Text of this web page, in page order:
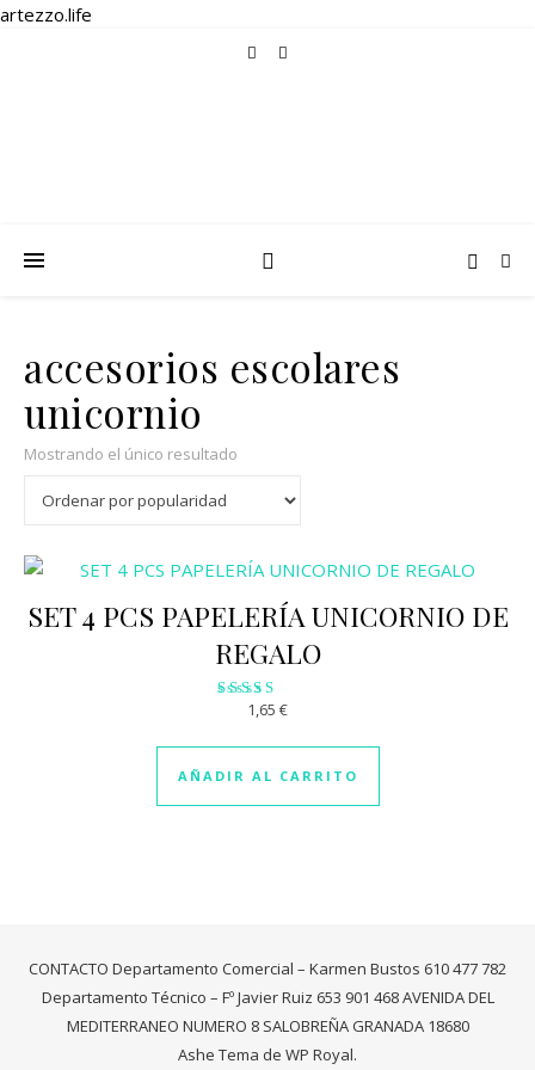
artezzo.life
accesorios escolares
unicornio
Mostrando el único resultado
SET 4 PCS PAPELERÍA UNICORNIO DE
REGALO
Valorado
3.03
de 5
1,65 €
AÑADIR AL CARRITO
CONTACTO Departamento Comercial – Karmen Bustos 610 477 782
Departamento Técnico – Fº Javier Ruiz 653 901 468 AVENIDA DEL
MEDITERRANEO NUMERO 8 SALOBREÑA GRANADA 18680
Ashe Tema de WP Royal.